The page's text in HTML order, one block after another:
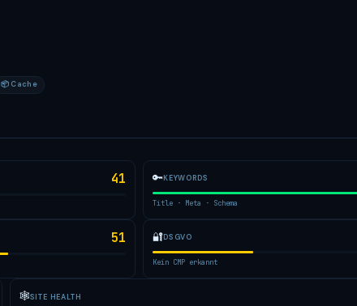
📦 Cache
41 🔑KEYWORDS
Title · Meta · Schema
51 🔐DSGVO
Kein CMP erkannt
🕸SITE HEALTH